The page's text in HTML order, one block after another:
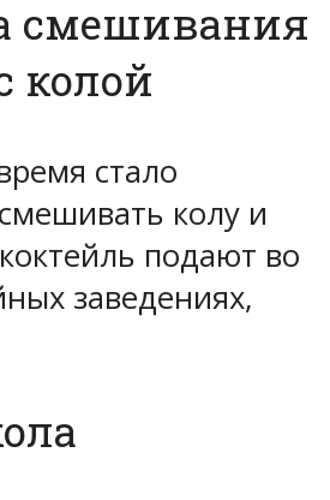
смешивания
колой
стало
колу и
подают во
заведениях,